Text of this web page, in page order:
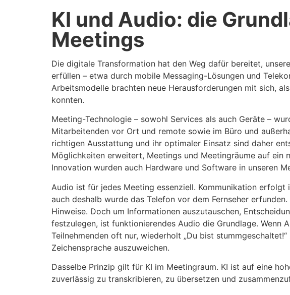
KI und Audio: die
Meetings
Die digitale Transformation hat den Weg dafür bereitet,
erfüllen – etwa durch mobile Messaging-Lösungen und
Arbeitsmodelle brachten neue Herausforderungen mit sich,
konnten.
Meeting-Technologie – sowohl Services als auch Geräte –
Mitarbeitenden vor Ort und remote sowie im Büro und
richtigen Ausstattung und ihr optimaler Einsatz sind daher
Möglichkeiten erweitert, Meetings und Meetingräume auf ein
Innovation wurden auch Hardware und Software in unseren
Audio ist für jedes Meeting essenziell. Kommunikation erfolgt
auch deshalb wurde das Telefon vor dem Fernseher
Hinweise. Doch um Informationen auszutauschen,
festzulegen, ist funktionierendes Audio die Grundlage.
Teilnehmenden oft nur, wiederholt „Du bist
Zeichensprache auszuweichen.
Dasselbe Prinzip gilt für KI im Meetingraum. KI ist auf eine
zuverlässig zu transkribieren, zu übersetzen und